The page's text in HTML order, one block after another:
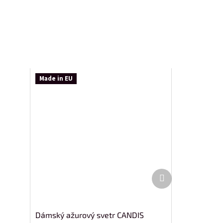
Made in EU
Dámský ažurový svetr CANDIS
Další
produkt